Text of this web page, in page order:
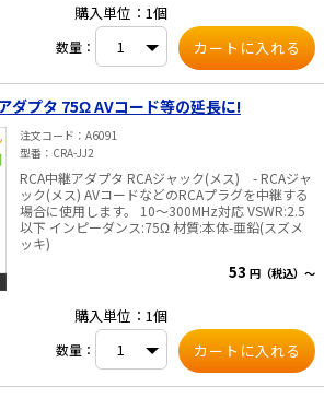
対応工具 TKG-BNC
購入単位：1個
数量：
ダプタ 75Ω AVコード等の延長に!
注文コード
A6091
型番
CRA-JJ2
RCA中継アダプタ RCAジャック(メス) - RCAジャ
ック(メス) AVコードなどのRCAプラグを中継する
場合に使用します。 10～300MHz対応 VSWR:2.5
以下 インピーダンス:75Ω 材質:本体-亜鉛(スズメ
ッキ)
53 円（税込）～
購入単位：1個
数量：